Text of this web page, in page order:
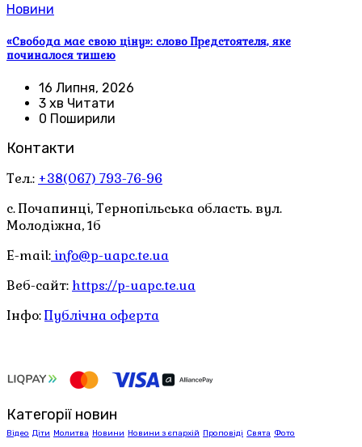
Новини
«Свобода має свою ціну»: слово Предстоятеля, яке
починалося тишею
16 Липня, 2026
3 хв Читати
0 Поширили
Контакти
Тел.: +38(067) 793-76-96
с. Почапинці, Тернопільська область. вул.
Молодіжна, 1б
E-mail: info@p-uapc.te.ua
Веб-сайт: https://p-uapc.te.ua
Інфо:Публічна оферта
Категорії новин
Відео Діти Молитва Новини Новини з єпархій Проповіді Свята Фото